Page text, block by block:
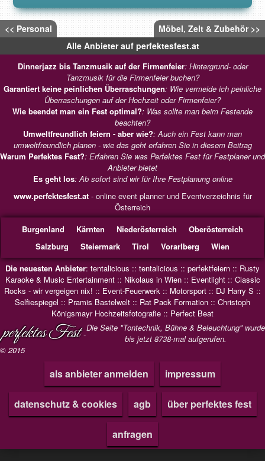
Möbel, Zelt & Zubehör >>
<< Personal
Alle Anbieter auf perfektesfest.at
Dinnerjazz bis Tanzmusik auf der Firmenfeier: Hintergrund- oder
Tanzmusik für die Firmenfeier buchen?
Garantiert keine peinlichen Überraschungen: Wie vermeide ich peinliche
Überraschungen auf der Hochzeit oder Firmenfeier?
Wie beendet man ein Fest optimal?: Was sollte man beim Festende
beachten?
Umweltfreundlich feiern - aber wie?: Auch ein Fest kann man
umweltfreundlich planen - wie das geht erfahren Sie in diesem Beitrag
Warum Perfektes Fest?: Erfahren Sie was Perfektes Fest für Festplaner und
Anbieter bietet
Es geht los: Ab sofort sind wir für Ihre Festplanung online
www.perfektesfest.at- online event planner und Eventverzeichnis für
Österreich
Burgenland
Kärnten Niederösterreich
Oberösterreich
Salzburg
Steiermark Tirol Vorarlberg
Wien
Die neuesten Anbieter: tentalicious :: tentalicious :: perfektfeiern :: Rusty
Karaoke & Music Entertainment:: Nikolaus in Wien:: Eventlight:: Classic
Rocks - wir vergeigen nix! :: Event-Feuerwerk :: Motorsport :: DJ Harry S ::
Selfiespiegel :: Pramis Bastelwelt :: Rat Pack Formation :: Christoph
Königsmayr Hochzeitsfotografie :: Perfect Beat
Die Seite "Tontechnik, Bühne & Beleuchtung" wurde
bis jetzt 8738-mal aufgerufen.
perfektes Fest-
© 2015
als anbieter anmelden impressum
datenschutz & cookies agb über perfektes fest
anfragen